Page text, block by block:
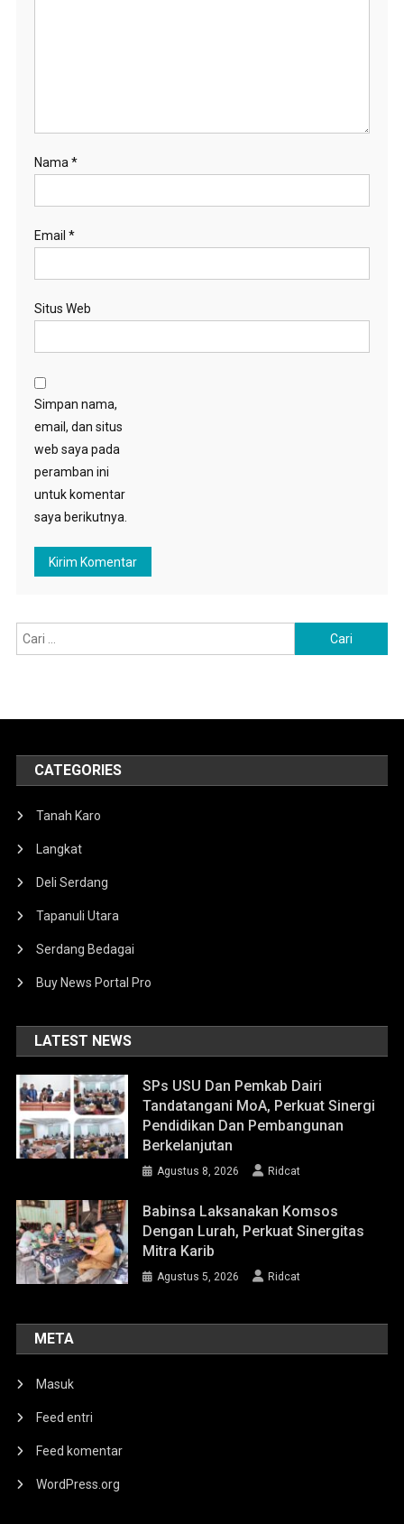
Nama*
Email *
Situs Web
Simpan nama,
email, dan situs
web saya pada
peramban ini
untuk komentar
saya berikutnya.
untuk:
CATEGORIES
Tanah Karo
Langkat
Deli Serdang
Tapanuli Utara
Serdang Bedagai
Buy News Portal Pro
LATEST NEWS
SPs USU Dan Pemkab Dairi
Tandatangani MoA, Perkuat Sinergi
Pendidikan Dan Pembangunan
Berkelanjutan
Agustus 8, 2026 Ridcat
Babinsa Laksanakan Komsos
Dengan Lurah, Perkuat Sinergitas
Mitra Karib
Agustus 5, 2026 Ridcat
META
Masuk
Feed entri
Feed komentar
WordPress.org